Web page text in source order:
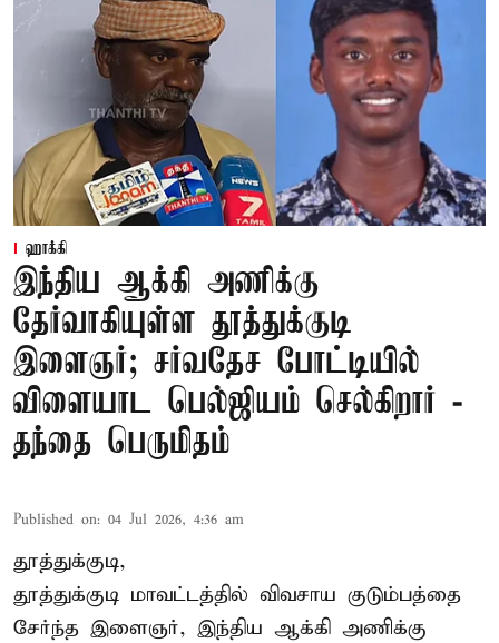
ஹாக்கி
இந்திய ஆக்கி அணிக்கு
தேர்வாகியுள்ள தூத்துக்குடி
இளைஞர்; சர்வதேச போட்டியில்
விளையாட பெல்ஜியம் செல்கிறார் -
தந்தை பெருமிதம்
Published on: 04 Jul 2026, 4:36 am
தூத்துக்குடி,
தூத்துக்குடி மாவட்டத்தில் விவசாய குடும்பத்தை
சேர்ந்த இளைஞர், இந்திய ஆக்கி அணிக்கு